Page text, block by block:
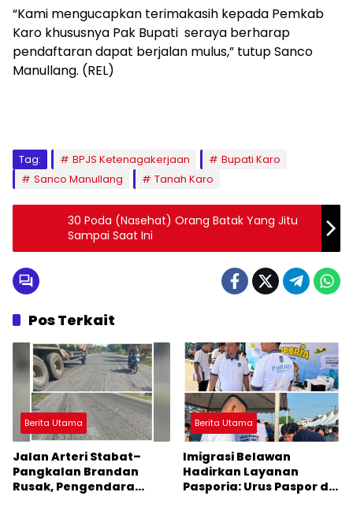
“Kami mengucapkan terimakasih kepada Pemkab
Karo khususnya Pak Bupati seraya berharap
pendaftaran dapat berjalan mulus,” tutup Sanco
Manullang. (REL)
Tag: BPJS Ketenagakerjaan
Bupati Karo
Sanco Manullang
Tanah Karo
30 Poda (Nasehat) Orang Batak Yang Jitu
Sampai Saat Ini
Pos Terkait
Berita Utama
Jalan Arteri Stabat–
Pangkalan Brandan
Rusak, Pengendara
Berita Utama
Imigrasi Belawan
Hadirkan Layanan
Pasporia: Urus Paspor di